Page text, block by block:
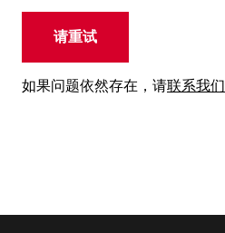
请重试
如果问题依然存在，请联系我们